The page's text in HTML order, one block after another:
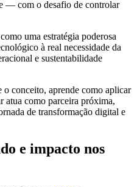
— com o desafio de controlar
uma estratégia poderosa
à real necessidade da
e sustentabilidade
conceito, aprende como aplicar
atua como parceira próxima,
de transformação digital e
e impacto nos